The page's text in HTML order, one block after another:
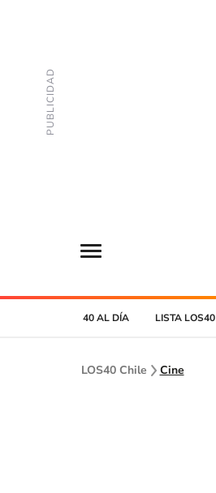
40 AL DÍA LISTA LOS40
LOS40 Chile Cine